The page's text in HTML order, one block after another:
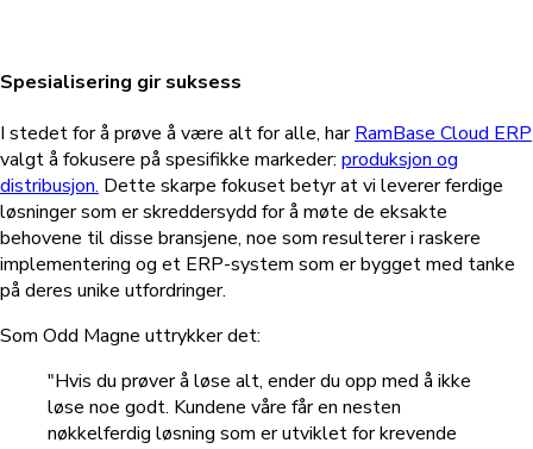
Spesialisering gir suksess
I stedet for å prøve å være alt for alle, harRamBase Cloud ERP
valgt å fokusere på spesifikke markeder: produksjon og
distribusjon. Dette skarpe fokuset betyr at vi leverer ferdige
løsninger som er skreddersydd for å møte de eksakte
behovene til disse bransjene, noe som resulterer i raskere
implementering og et ERP-system som er bygget med tanke
på deres unike utfordringer.
Som Odd Magne uttrykker det:
"Hvis du prøver å løse alt, ender du opp med å ikke
løse noe godt. Kundene våre får en nesten
nøkkelferdig løsning som er utviklet for krevende